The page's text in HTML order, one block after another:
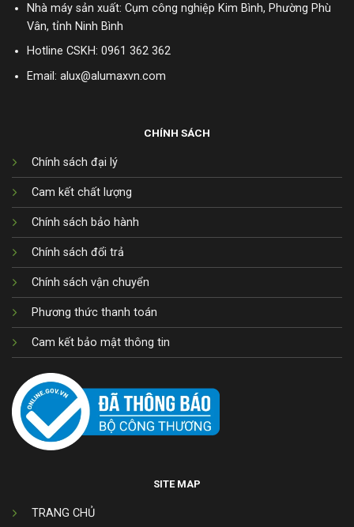
Nhà máy sản xuất: Cụm công nghiệp Kim Bình, Phường Phù
Vân, tỉnh Ninh Bình
Hotline CSKH: 0961 362 362
Email: alux@alumaxvn.com
CHÍNH SÁCH
Chính sách đại lý
Cam kết chất lượng
Chính sách bảo hành
Chính sách đổi trả
Chính sách vận chuyển
Phương thức thanh toán
Cam kết bảo mật thông tin
SITE MAP
TRANG CHỦ